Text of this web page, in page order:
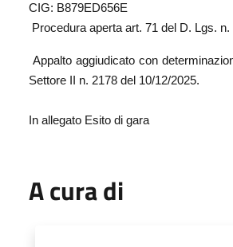
CIG: B879ED656E
Procedura aperta art. 71 del D. Lgs. n.
Appalto aggiudicato con
Settore II n. 2178 del 10/12/2025.
In allegato Esito di gara
A cura di